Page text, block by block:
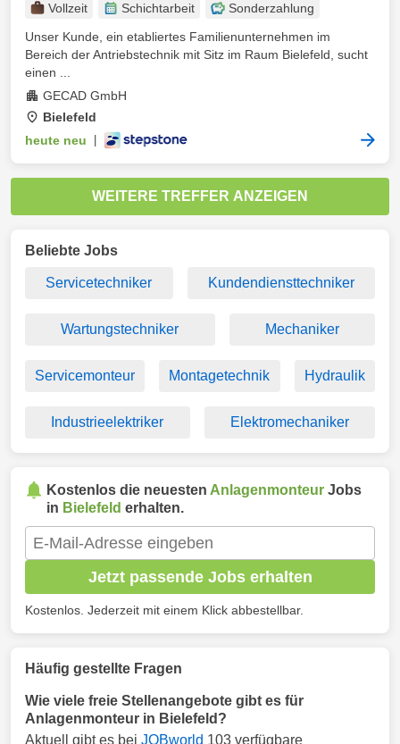
Vollzeit Schichtarbeit
Sonderzahlung
Unser Kunde, ein etabliertes Familienunternehmen im
Bereich der Antriebstechnik mit Sitz im Raum Bielefeld, sucht
einen ...
GECAD GmbH
Bielefeld
heute neu
WEITERE TREFFER ANZEIGEN
Beliebte Jobs
Servicetechniker Kundendiensttechniker
Wartungstechniker Mechaniker
Servicemonteur Montagetechnik Hydraulik
Industrieelektriker Elektromechaniker
Kostenlos die neuesten Anlagenmonteur Jobs
in Bielefeld erhalten.
Jetzt passende Jobs erhalten
Kostenlos. Jederzeit mit einem Klick abbestellbar.
Häufig gestellte Fragen
Wie viele freie Stellenangebote gibt es für
Anlagenmonteur in Bielefeld?
Aktuell gibt es bei JOBworld 103 verfügbare